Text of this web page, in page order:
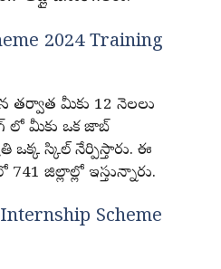
2024 Training
తర్వాత మీకు 12 నెలలు
లో మీకు ఒక జాబ్
ఒక్క స్కిల్ నేర్పిస్తారు. ఈ
జిల్లాల్లో ఇస్తున్నారు.
Scheme